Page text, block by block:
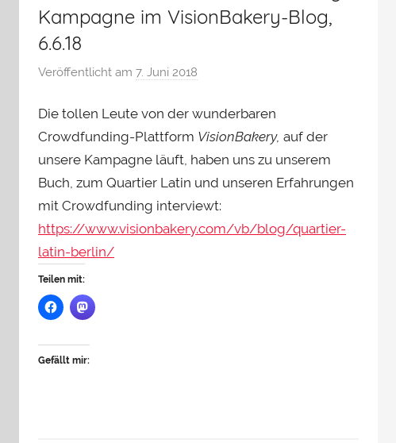
Kampagne im VisionBakery-Blog,
6.6.18
Veröffentlicht am 7. Juni 2018
n
H
e
S
Die tollen Leute von der wunderbaren
Crowdfunding-Plattform VisionBakery, auf der
unsere Kampagne läuft, haben uns zu unserem
Buch, zum Quartier Latin und unseren Erfahrungen
mit Crowdfunding interviewt:
https://www.visionbakery.com/vb/blog/quartier-
latin-berlin/
Teilen mit:
Gefällt mir: